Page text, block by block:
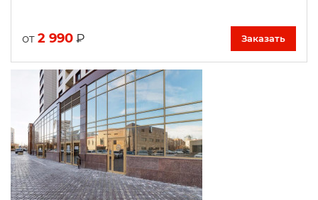
от 2 990 ₽ Заказать